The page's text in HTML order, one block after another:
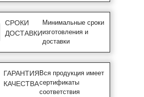
СРОКИ
ДОСТАВКИ
Минимальные сроки
изготовления и
доставки
ГАРАНТИЯ
КАЧЕСТВА
Вся продукция имеет
сертификаты
соответствия